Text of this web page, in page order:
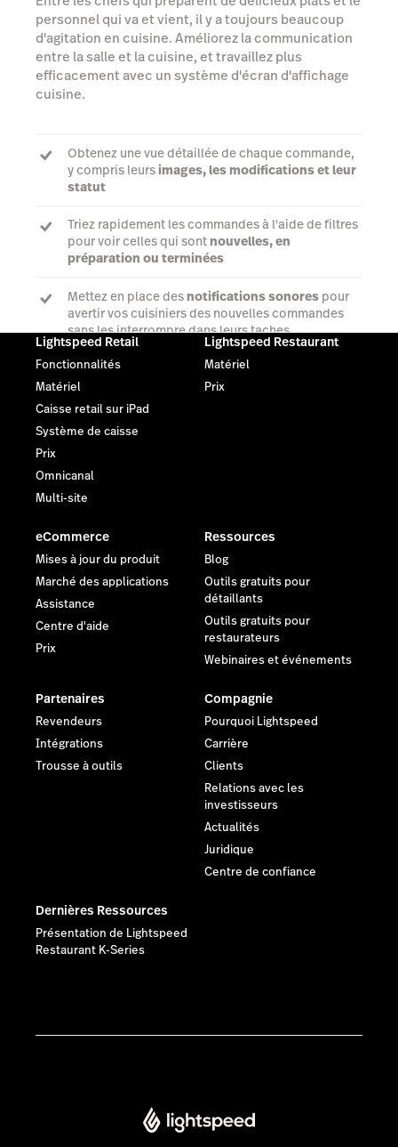
personnel qui va et vient, il y a toujours beaucoup
d'agitation en cuisine. Améliorez la communication
entre la salle et la cuisine, et travaillez plus
efficacement avec un système d'écran d'affichage
cuisine.
Obtenez une vue détaillée de chaque commande,
y compris leurs images, les modifications et leur
statut
Triez rapidement les commandes à l'aide de filtres
pour voir celles qui sont nouvelles, en
préparation ou terminées
Mettez en place des notifications sonores pour
avertir vos cuisiniers des nouvelles commandes
sans les interrompre dans leurs taches
En savoir plus
Lightspeed Retail
Fonctionnalités
Matériel
Caisse retail sur iPad
Système de caisse
Prix
Omnicanal
Multi-site
Lightspeed Restaurant
Matériel
Prix
eCommerce
Mises à jour du produit
Marché des applications
Assistance
Centre d'aide
Prix
Ressources
Blog
Outils gratuits pour
détaillants
Outils gratuits pour
restaurateurs
Webinaires et événements
Partenaires
Revendeurs
Intégrations
Trousse à outils
Compagnie
Pourquoi Lightspeed
Carrière
Clients
Relations avec les
investisseurs
Actualités
Juridique
Centre de confiance
Dernières Ressources
Présentation de Lightspeed
Restaurant K-Series